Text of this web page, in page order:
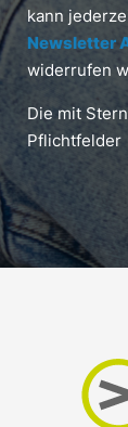
kann
Newsletter
widerrufen
Die mit
Pflichtfelder